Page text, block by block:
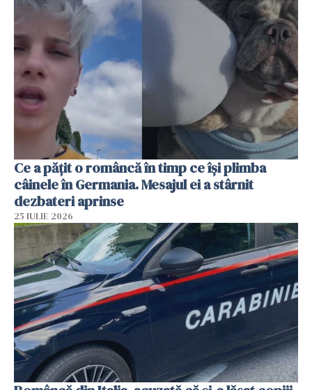
Ce a pățit o româncă în timp ce își plimba
câinele în Germania. Mesajul ei a stârnit
dezbateri aprinse
25 IULIE 2026